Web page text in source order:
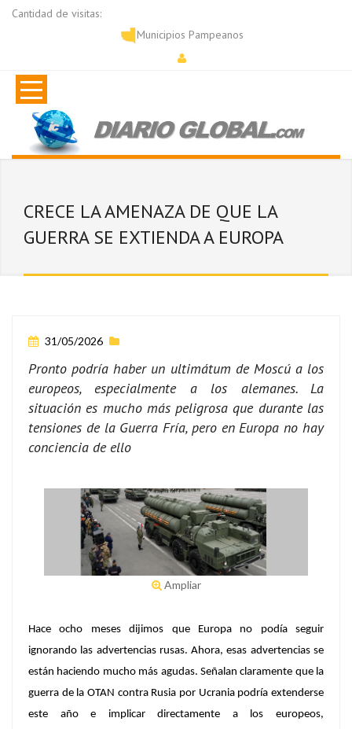
Cantidad de visitas:
Municipios Pampeanos
CRECE LA AMENAZA DE QUE LA
GUERRA SE EXTIENDA A EUROPA
31/05/2026
Pronto podría haber un ultimátum de Moscú a los
europeos, especialmente a los alemanes. La
situación es mucho más peligrosa que durante las
tensiones de la Guerra Fría, pero en Europa no hay
conciencia de ello
Ampliar
Hace ocho meses dijimos que Europa no podía seguir
ignorando las advertencias rusas. Ahora, esas advertencias se
están haciendo mucho más agudas. Señalan claramente que la
guerra de la OTAN contra Rusia por Ucrania podría extenderse
este año e implicar directamente a los europeos,